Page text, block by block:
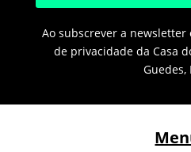
Ao subscrever a
de privacidade da Casa
Guedes,